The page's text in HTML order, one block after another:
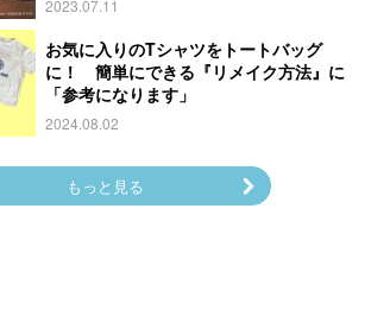
2023.07.11
お気に入りのTシャツをトートバッグ
に！ 簡単にできる『リメイク方法』に
「参考になります」
2024.08.02
もっと見る